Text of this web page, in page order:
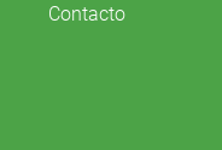
Contacto